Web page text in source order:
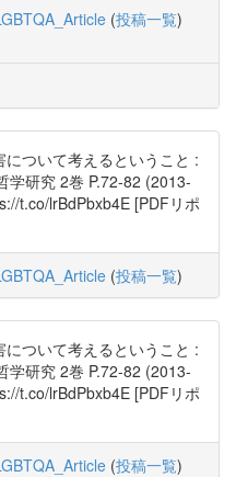
(投稿一覧)
について考えるということ :
学研究 2巻 P.72-82 (2013-
t.co/lrBdPbxb4E [PDFリポ
(投稿一覧)
について考えるということ :
学研究 2巻 P.72-82 (2013-
t.co/lrBdPbxb4E [PDFリポ
(投稿一覧)